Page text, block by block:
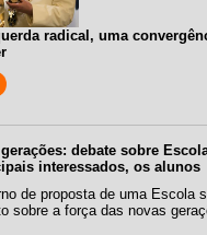
radical, uma
debate sobre
interessados, os alunos
de proposta de uma Escola
sobre a força das novas